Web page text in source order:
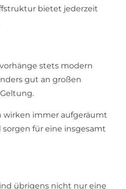
bietet jederzeit
stets modern
gut an großen
wirken immer aufgeräumt
für eine insgesamt
übrigens nicht nur eine